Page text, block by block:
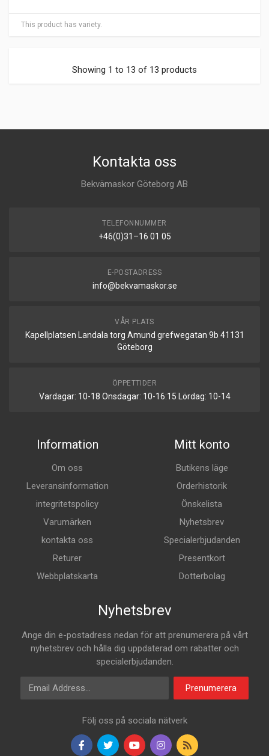
This product has variety.
Showing 1 to 13 of 13 products
Kontakta oss
Bekvämaskor Göteborg AB
TELEFONNUMMER
+46(0)31–16 01 05
E-POSTADRESS
info@bekvamaskor.se
VÅR PLATS
Kapellplatsen Landala torg Amund grefwegatan 9b 41131
Göteborg
ÖPPETTIDER
Vardagar: 10-18 Onsdagar: 10-16:15 Lördag: 10-14
Information
Om oss
Leveransinformation
integritetspolicy
Varumärken
kontakta oss
Returer
Webbplatskarta
Mitt konto
Butikens läge
Orderhistorik
Önskelista
Nyhetsbrev
Specialerbjudanden
Presentkort
Dotterbolag
Nyhetsbrev
Ange din e-postadress nedan för att prenumerera på vårt
nyhetsbrev och hålla dig uppdaterad om rabatter och
specialerbjudanden.
E-postadress
Prenumerera
Följ oss på sociala nätverk